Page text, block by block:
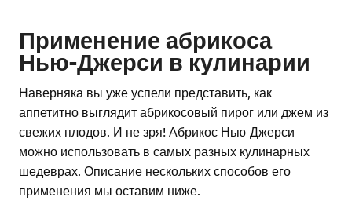
Применение абрикоса
Нью-Джерси в кулинарии
Наверняка вы уже успели представить, как
аппетитно выглядит абрикосовый пирог или джем из
свежих плодов. И не зря! Абрикос Нью-Джерси
можно использовать в самых разных кулинарных
шедеврах. Описание нескольких способов его
применения мы оставим ниже.